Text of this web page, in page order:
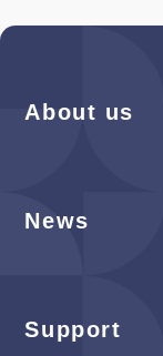
About us
News
Support